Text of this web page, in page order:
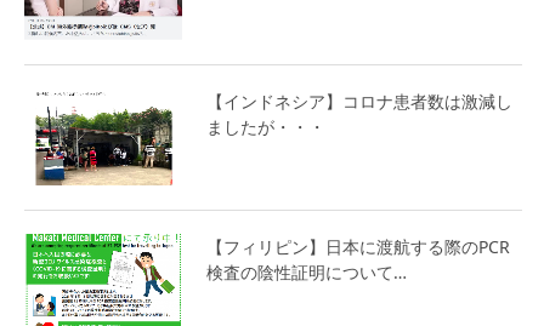
【インドネシア】コロナ患者数は激減し
ましたが・・・
【フィリピン】日本に渡航する際のPCR
検査の陰性証明について…